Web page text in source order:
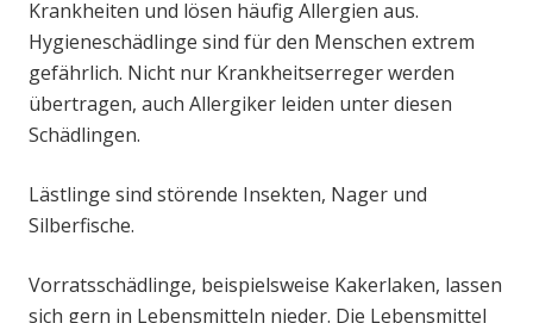
Krankheiten und lösen häufig Allergien aus.
Hygieneschädlinge sind für den Menschen extrem
gefährlich. Nicht nur Krankheitserreger werden
übertragen, auch Allergiker leiden unter diesen
Schädlingen.
Lästlinge sind störende Insekten, Nager und
Silberfische.
Vorratsschädlinge, beispielsweise Kakerlaken, lassen
sich gern in Lebensmitteln nieder. Die Lebensmittel